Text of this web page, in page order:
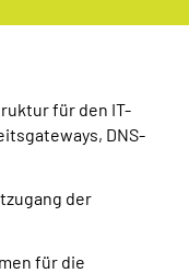
für den IT-
DNS-
der
für die